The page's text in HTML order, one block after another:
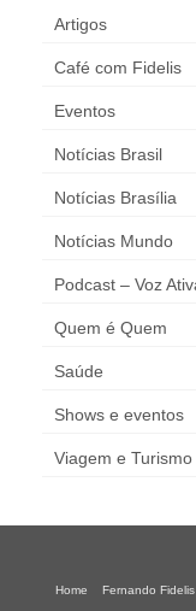
Artigos
Café com Fidelis
Eventos
Notícias Brasil
Notícias Brasília
Notícias Mundo
Podcast – Voz
Quem é Quem
Saúde
Shows e eventos
Viagem e Turismo
Home Fernando Fidelis